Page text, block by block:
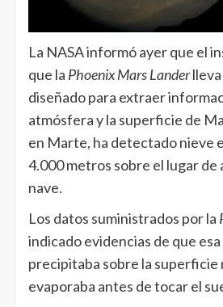
La NASA informó ayer que el
que la Phoenix Mars Landerlleva
diseñado para extraer
atmósfera y la superficie de
en Marte, ha detectado nieve
4.000 metros sobre el lugar de
nave.
Los datos suministrados por la
indicado evidencias de que
precipitaba sobre la superficie
evaporaba antes de tocar el